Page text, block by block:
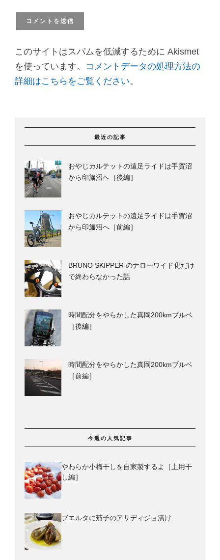
このサイトはスパムを低減するために Akismet
を使っています。 コメントデータの処理方法の
詳細はこちらをご覧ください。
最近の記事
おやじカルテットの遠足ライドは手賀沼
から印旛沼へ［後編］
おやじカルテットの遠足ライドは手賀沼
から印旛沼へ［前編］
BRUNO SKIPPER のナローワイド化だけ
で終わらなかった話
時間配分をやらかした真岡200kmブルベ
［後編］
時間配分をやらかした真岡200kmブルベ
［前編］
今週の人気記事
やわらか小梅干しを自家製するよ［土用干
し編］
ブエルタに茄子のアサディジョ漬け